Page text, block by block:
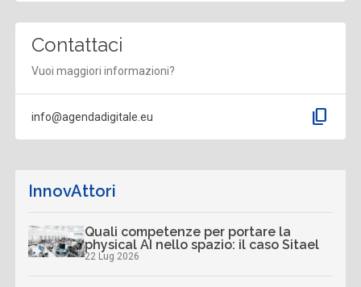
Contattaci
Vuoi maggiori informazioni?
info@agendadigitale.eu content_copy
InnovAttori
Quali competenze per portare la
physical AI nello spazio: il caso Sitael
22 Lug 2026